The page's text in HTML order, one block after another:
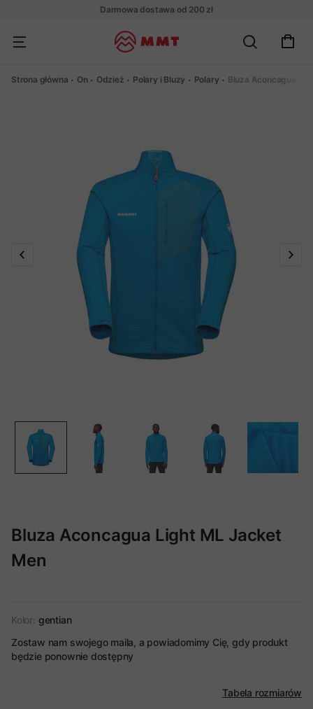
Darmowa dostawa od 200 zł
Strona główna On Odzież Polary i Bluzy Polary Bluza Aconcagua
Bluza Aconcagua Light ML Jacket
Men
Kolor: gentian
Zostaw nam swojego maila, a powiadomimy Cię, gdy produkt
będzie ponownie dostępny
Tabela rozmiarów